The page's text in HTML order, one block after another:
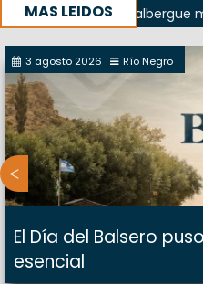
MAS LEIDOS
del albergue municipal
del Correo Argentino
3 agosto 2026 Río Negro
El Día del Balsero
esencial